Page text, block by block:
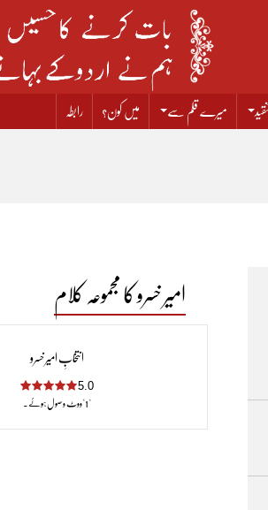
میرے قلم سے میں کون؟ رابطہ
امیر خسرو کا مجموعہ کلام
انتخابِ امیر خسرو
5.0
"1"ووٹ وصول ہوئے۔